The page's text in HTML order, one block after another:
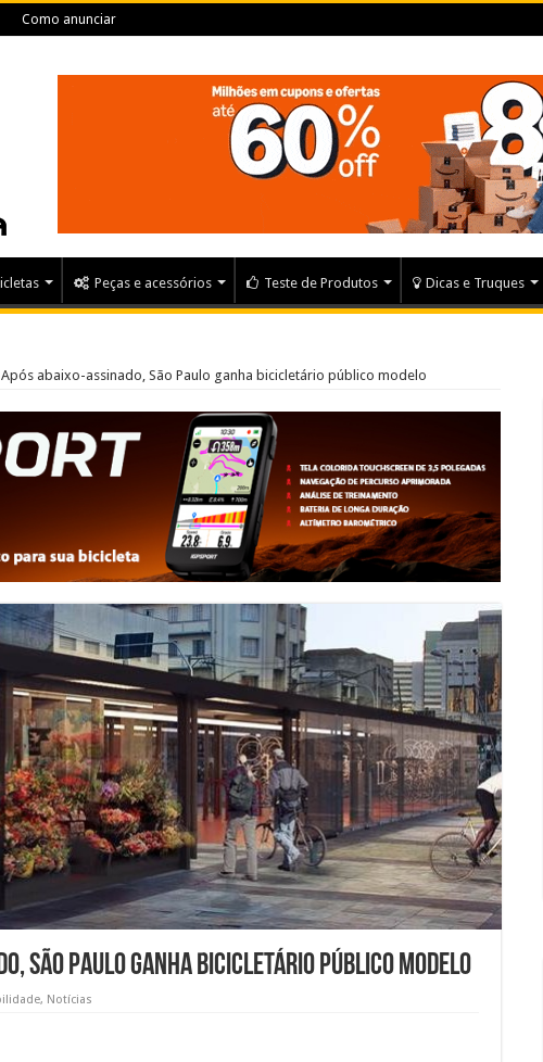
Como anunciar
Peças e acessórios Teste de Produtos Dicas e Truques
Após abaixo-assinado, São Paulo ganha bicicletário público modelo
São Paulo ganha bicicletário público modelo
, Notícias